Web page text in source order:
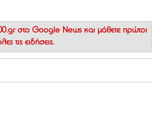
στο Google News και μάθετε πρώτοι
τις ειδήσεις.